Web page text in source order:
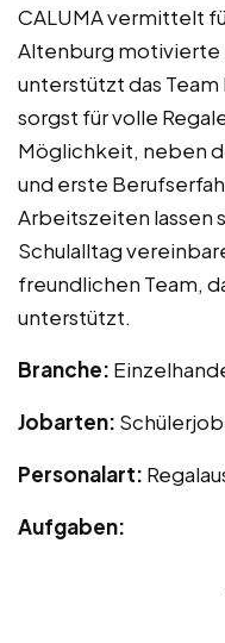
CALUMA vermittelt
Altenburg motivierte
unterstützt das
sorgst für volle
Möglichkeit, neben
und erste
Arbeitszeiten lassen
Schulalltag
freundlichen Team,
unterstützt.
Branche:
Jobarten: Schülerjob
Personalart:
Aufgaben: